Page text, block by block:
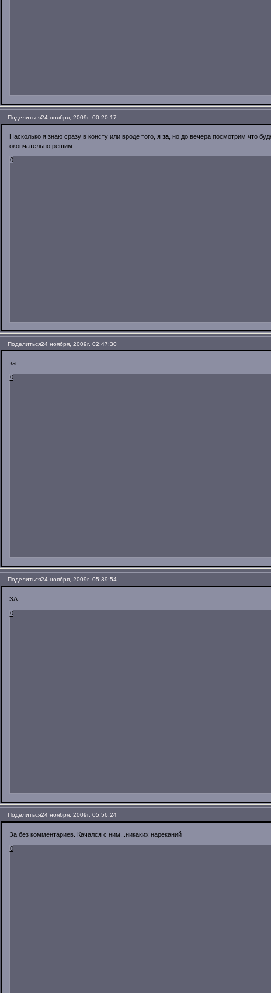
Поделиться24 ноября, 2009г. 00:20:17
Насколько я знаю сразу в консту или вроде того, я за, но до вечера посмотрим что
окончательно решим.
0
Поделиться24 ноября, 2009г. 02:47:30
за
0
Поделиться24 ноября, 2009г. 05:39:54
ЗА
0
Поделиться24 ноября, 2009г. 05:56:24
За без комментариев. Качался с ним...никаких нареканий
0